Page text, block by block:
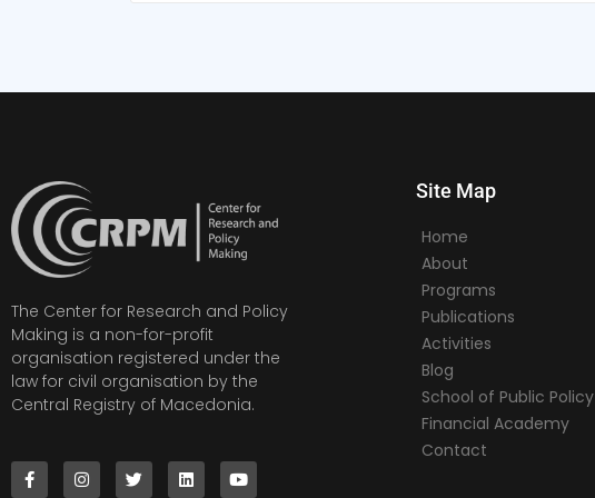
The Center for Research and Policy
Making is a non-for-profit
organisation registered under the
law for civil organisation by the
Central Registry of Macedonia.
Site Map
Home
About
Programs
Publications
Activities
Blog
School of Public Policy
Financial Academy
Contact